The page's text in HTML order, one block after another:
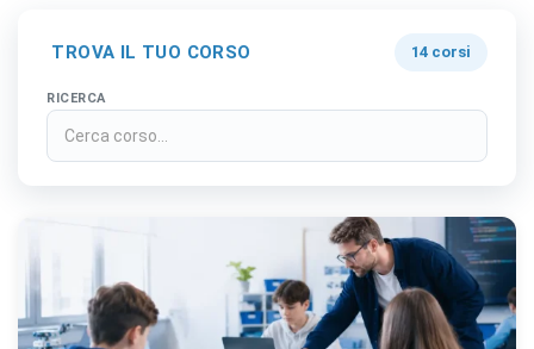
TROVA IL TUO CORSO 14 corsi
RICERCA